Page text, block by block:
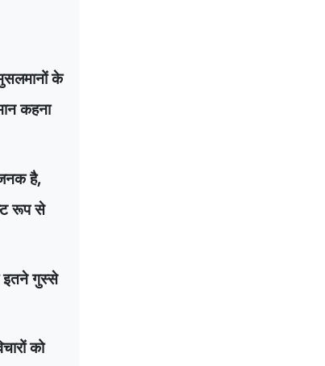
के
कहना
है,
रूप से
गुस्से
को